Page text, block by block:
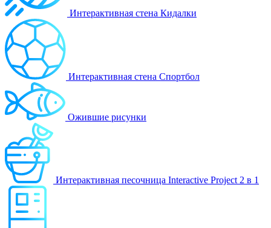
Интерактивная стена Кидалки
Интерактивная стена Спортбол
Ожившие рисунки
Интерактивная песочница Interactive Project 2 в 1